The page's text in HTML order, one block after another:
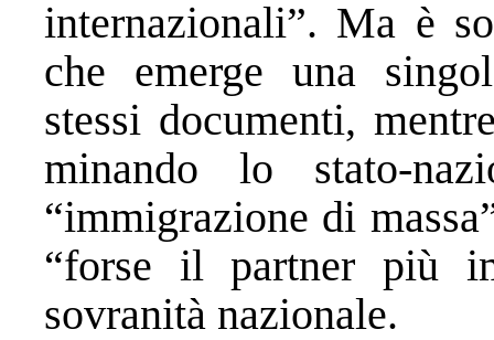
internazionali”. Ma è
che emerge una
stessi documenti,
minando lo stato-
“immigrazione di
“forse il partner più
sovranità nazionale.